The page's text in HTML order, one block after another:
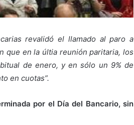
revalidó el llamado al paro a
que en la últia reunión paritaria, los
de enero, y en sólo un 9% de
en cuotas”.
por el Día del Bancario, sin